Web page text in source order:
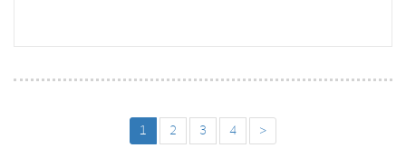
1 2 3 4 >